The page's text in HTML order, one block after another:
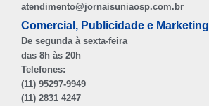
atendimento@jornaisuniaosp.com.br
Comercial, Publicidade e Marketing
De segunda à sexta-feira
das 8h às 20h
Telefones:
(11) 95297-9949
(11) 2831 4247